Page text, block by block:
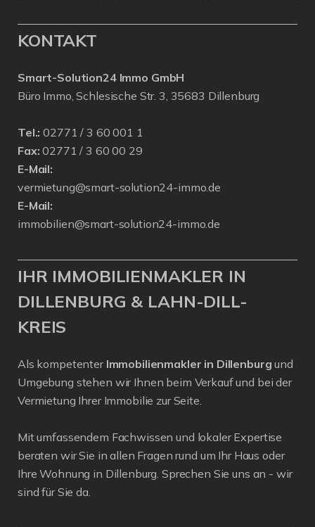
KONTAKT
Smart-Solution24 Immo GmbH
Büro Immo, Schlesische Str. 3, 35683 Dillenburg
Tel.: 02771 / 3 60 001 1
Fax: 02771 / 3 60 00 29
E-Mail:
vermietung@smart-solution24-immo.de
E-Mail:
immobilien@smart-solution24-immo.de
IHR IMMOBILIENMAKLER IN
DILLENBURG & LAHN-DILL-
KREIS
Als kompetenter Immobilienmakler in Dillenburg und
Umgebung stehen wir Ihnen beim Verkauf und bei der
Vermietung Ihrer Immobilie zur Seite.
Mit umfassendem Fachwissen und lokaler Expertise
beraten wir Sie in allen Fragen rund um Ihr Haus oder
Ihre Wohnung in Dillenburg. Sprechen Sie uns an - wir
sind für Sie da.